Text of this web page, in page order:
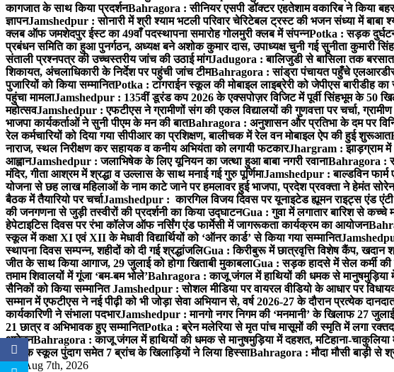
कागजात के साथ किया प्रदर्शनBahragora : सीनियर एसपी डॉक्टर एहतेशाम वकारिब ने किया
ज्ञापनJamshedpur : सोनारी में श्री श्याम भटली परिवार चेरिटेबल ट्रस्ट की भजन संध्या में
क्लब ऑफ जमशेदपुर ईस्ट का 49वाँ पदस्थापना समारोह गोलमुरी क्लब में संपन्नPotka : सड़क
प्रबंधन समिति का हुआ पुनर्गठन, अध्यक्ष बने अशोक कुमार दास, उपाध्यक्ष चुनी गई सुनीता कुमारी सिंह
संताली प्रश्नपत्र की उच्चस्तरीय जांच की उठाई मांगJadugora : बालिजुडी से बासिला तक
शिकायत, अंचलाधिकारी के निर्देश पर पहुंची जांच टीमBahragora : सांड्रा पंचायत पहुँचे
पुजारियों को किया सम्मानितPotka : टांगराईन स्कूल की मोबाइल लाइब्रेरी को जेपीएस बारीडीह
पहुंचा मामलाJamshedpur : 135वीं डूरंड कप 2026 के एक्सपोज़र विजिट में पूर्वी सिंहभूम के 50
महोत्सवJamshedpur : एफटीएस ने ग्रामीणों संग की एकल विद्यालयों की गुणवत्ता पर चर्चा,
भाजपा कार्यकर्ताओं ने सुनी पीएम के मन की बातBahragora : अनुशासन और प्रतिभा के दम पर
रेल कर्मचारियों को दिया गया सीपीआर का प्रशिक्षण, बालीचक में रेल वन मोबाइल ऐप की हुई शुरूआत
नाराज, स्थल निरीक्षण कर सहायक व कनीय अभियंता को लगायी फटकारJhargram : झाड़ग्राम में
आह्वानJamshedpur : जलाभिषेक के लिए यूनियन का जत्था हुआ बाबा नगरी रवानाBahragora :
मंदिर, गीता आश्रम में श्रद्धा व उल्लास के साथ मनाई गई गुरु पूर्णिमाJamshedpur : बाल्डविन फार्म
योजना से छह लाख महिलाओं के नाम काटे जाने पर हमलावर हुई भाजपा, प्रदेश प्रवक्ता ने हेमंत
बैठक में तैयारियो पर चर्चाJamshedpur : कारगिल विजय दिवस पर यूनाइटेड ह्यूमन राइट्स एंड
की जनगणना से जुड़ी तस्वीरों की प्रदर्शनी का किया उद्घाटनGua : गुवा में लगातार बारिश से कच्चे
हेपेटाइटिस दिवस पर रंभा कॉलेज ऑफ नर्सिंग एंड फार्मेसी में जागरूकता कार्यक्रम का आयोजन
स्कूल में कक्षा XI एवं XII के मेधावी विद्यार्थियों को ‘ऑनर कार्ड’ से किया गया सम्मानित
स्थापना दिवस सम्पन्न, शहीदों को दी गई श्रद्धांजलिGua : किरीबुरू में छात्रवृत्ति विशेष कैंप, खदान
जीत के साथ किया आगाज, 29 जुलाई को होगा खिताबी मुकाबलाGua : सड़क हादसे में सेल कर्मी की
तमाम शिवालयों में गूंजा ‘बम-बम भोले’Bahragora : काजू जंगल में हाथियों की धमक से मानुषमुड़िया में
सैनिकों को किया सम्मानितJamshedpur : सोशल मीडिया पर वायरल वीडियो के आधार पर
सम्मान में एफटीएस ने नई पीढ़ी को भी जोड़ा सेवा अभियान से, वर्ष 2026-27 के दौरान प्रत्येक
कार्यकारिणी ने संभाला पदभारJamshedpur : मानगो नगर निगम की ‘मनमानी’ के खिलाफ 27
21 छात्र व अभिभावक हुए सम्मानितPotka : ब्रेन मलेरिया से मृत पांच मासूमों की स्मृति में लगा
आवेदनBahragora : काजू जंगल में हाथियों की धमक से मानुषमुड़िया में दहशत, मटिहाना-चाकुलिया
पब्लिक स्कूल पुंदाग समेत 7 ब्रांच के खिलाड़ियों ने लिया हिस्साBahragora : मौदा मौसी बाड़ी से
Fri. Aug 7th, 2026